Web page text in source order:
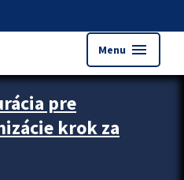
Menu menu
pre
krok za